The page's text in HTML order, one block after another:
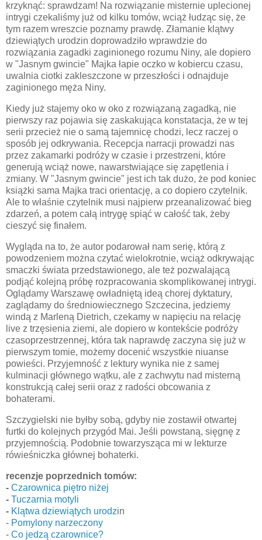
krzyknąć: sprawdzam! Na rozwiązanie misternie uplecionej
intrygi czekaliśmy już od kilku tomów, wciąż łudząc się, że
tym razem wreszcie poznamy prawdę. Złamanie klątwy
dziewiątych urodzin doprowadziło wprawdzie do
rozwiązania zagadki zaginionego rozumu Niny, ale dopiero
w "Jasnym gwincie" Majka łapie oczko w kobiercu czasu,
uwalnia ciotki zakleszczone w przeszłości i odnajduje
zaginionego męża Niny.
Kiedy już stajemy oko w oko z rozwiązaną zagadką, nie
pierwszy raz pojawia się zaskakująca konstatacja, że w tej
serii przecież nie o samą tajemnicę chodzi, lecz raczej o
sposób jej odkrywania. Recepcja narracji prowadzi nas
przez zakamarki podróży w czasie i przestrzeni, które
generują wciąż nowe, nawarstwiające się zapętlenia i
zmiany. W "Jasnym gwincie" jest ich tak dużo, że pod koniec
książki sama Majka traci orientację, a co dopiero czytelnik.
Ale to właśnie czytelnik musi najpierw przeanalizować bieg
zdarzeń, a potem całą intrygę spiąć w całość tak, żeby
cieszyć się finałem.
Wygląda na to, że autor podarował nam serię, którą z
powodzeniem można czytać wielokrotnie, wciąż odkrywając
smaczki świata przedstawionego, ale też pozwalającą
podjąć kolejną próbę rozpracowania skomplikowanej intrygi.
Oglądamy Warszawę owładniętą ideą chorej dyktatury,
zaglądamy do średniowiecznego Szczecina, jedziemy
windą z Marleną Dietrich, czekamy w napięciu na relację
live z trzęsienia ziemi, ale dopiero w kontekście podróży
czasoprzestrzennej, która tak naprawdę zaczyna się już w
pierwszym tomie, możemy docenić wszystkie niuanse
powieści. Przyjemność z lektury wynika nie z samej
kulminacji głównego wątku, ale z zachwytu nad misterną
konstrukcją całej serii oraz z radości obcowania z
bohaterami.
Szczygielski nie byłby sobą, gdyby nie zostawił otwartej
furtki do kolejnych przygód Mai. Jeśli powstaną, sięgnę z
przyjemnością. Podobnie towarzysząca mi w lekturze
rówieśniczka głównej bohaterki.
recenzje poprzednich tomów:
- Czarownica piętro niżej
- Tuczarnia motyli
- Klątwa dziewiątych urodzin
- Pomylony narzeczony
- Co jedzą czarownice?